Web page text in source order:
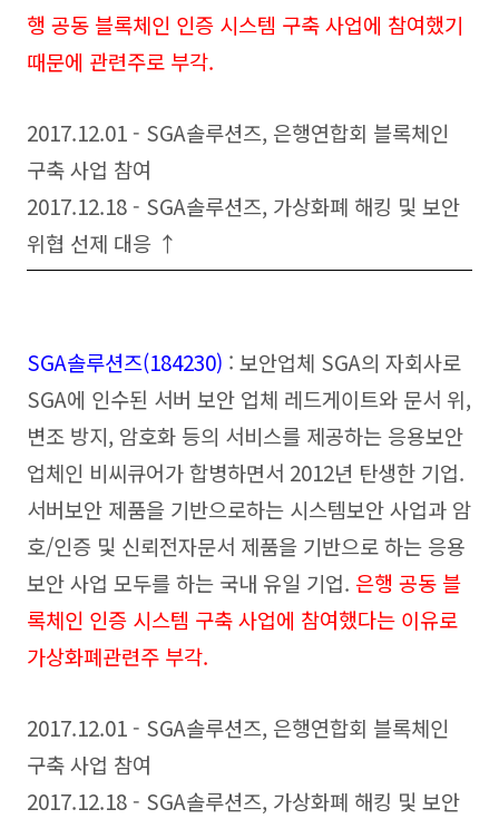
행 공동 블록체인 인증 시스템 구축 사업에 참여했기
때문에 관련주로 부각.
2017.12.01 - SGA솔루션즈, 은행연합회 블록체인
구축 사업 참여
2017.12.18 - SGA솔루션즈, 가상화폐 해킹 및 보안
위협 선제 대응 ↑
SGA솔루션즈(184230) : 보안업체 SGA의 자회사로
SGA에 인수된 서버 보안 업체 레드게이트와 문서 위,
변조 방지, 암호화 등의 서비스를 제공하는 응용보안
업체인 비씨큐어가 합병하면서 2012년 탄생한 기업.
서버보안 제품을 기반으로하는 시스템보안 사업과 암
호/인증 및 신뢰전자문서 제품을 기반으로 하는 응용
보안 사업 모두를 하는 국내 유일 기업. 은행 공동 블
록체인 인증 시스템 구축 사업에 참여했다는 이유로
가상화폐관련주 부각.
2017.12.01 - SGA솔루션즈, 은행연합회 블록체인
구축 사업 참여
2017.12.18 - SGA솔루션즈, 가상화폐 해킹 및 보안